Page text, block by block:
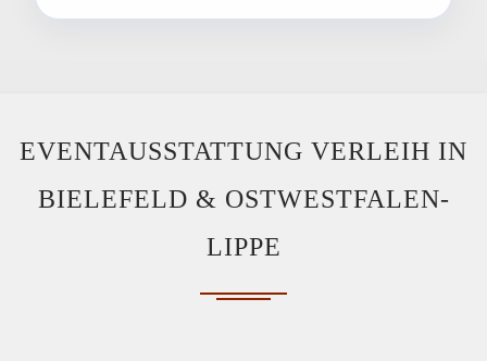
EVENTAUSSTATTUNG VERLEIH IN
BIELEFELD & OSTWESTFALEN-
LIPPE